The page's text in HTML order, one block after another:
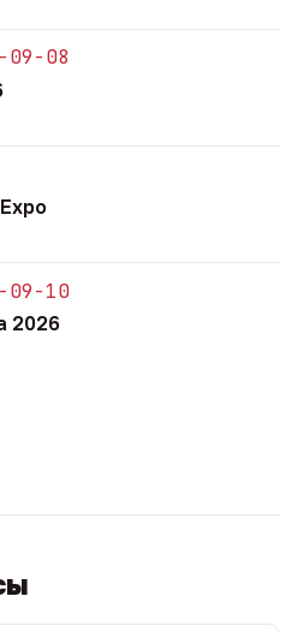
08
09-10
2026